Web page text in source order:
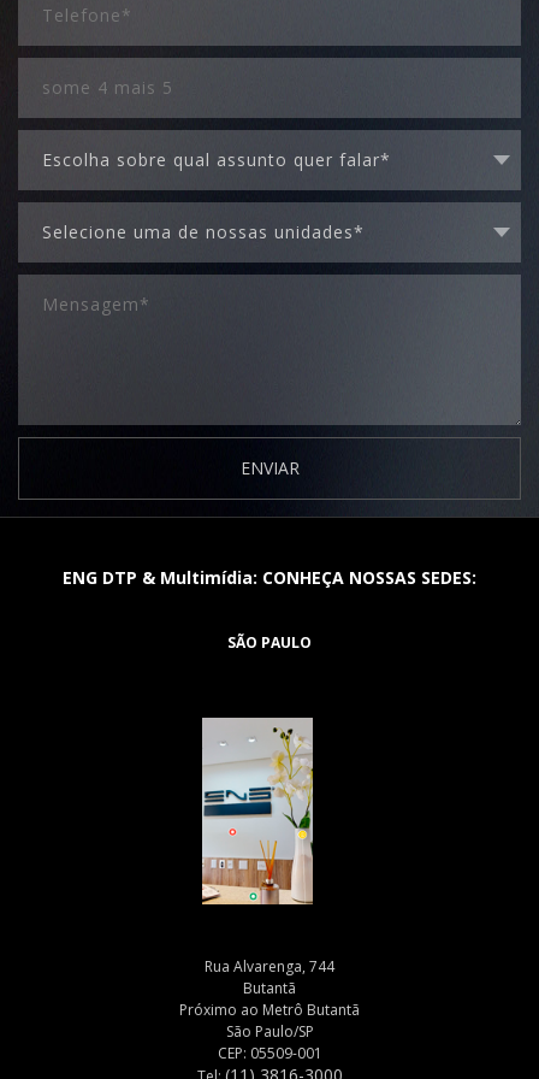
ENVIAR
ENG DTP & Multimídia: CONHEÇA NOSSAS SEDES:
SÃO PAULO
Rua Alvarenga, 744
Butantã
Próximo ao Metrô Butantã
São Paulo/SP
CEP: 05509-001